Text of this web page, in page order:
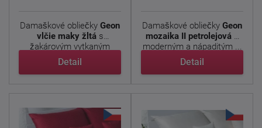
Damaškové obliečky Geon
vlčie maky žltás
žakárovým vytkaným
vzorom ...
Detail
Damaškové obliečky Geon
mozaika II petrolejová s
moderným a nápaditým ...
Detail